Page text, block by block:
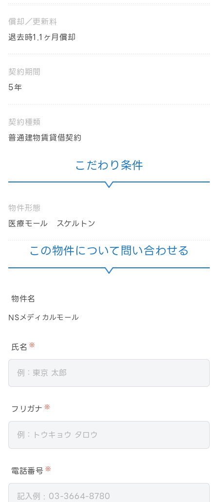
償却／更新料
退去時1.1ヶ月償却
契約期間
5年
契約種類
普通建物賃貸借契約
こだわり条件
物件形態
医療モール スケルトン
この物件について問い合わせる
物件名
NSメディカルモール
氏名 ※
フリガナ ※
電話番号 ※